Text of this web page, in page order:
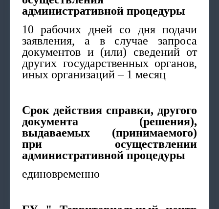
административной процедуры
10 рабочих дней со дня подачи
заявления, а в случае запроса
документов и (или) сведений от
других государственных органов,
иных организаций – 1 месяц
Срок действия справки, другого
документа (решения),
выдаваемых (принимаемого)
при осуществлении
административной процедуры
единовременно